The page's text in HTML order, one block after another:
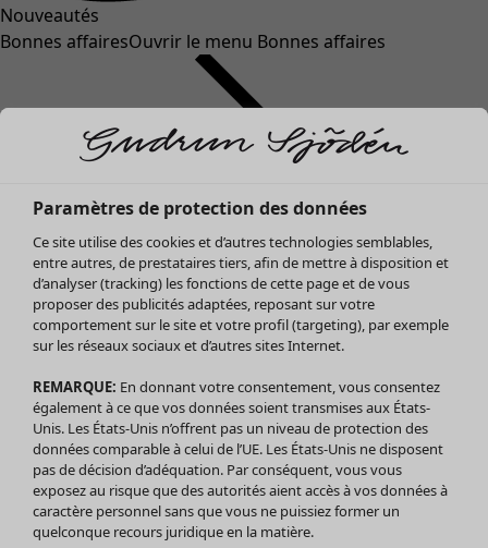
Nouveautés
Bonnes affairesOuvrir le menu Bonnes affaires
Soldes Vêtements
Tous les vêtements
Robes
Tuniques
Blouses
Tops
Gilets
Pantalon
Jupes
Paramètres de protection des données
Ce site utilise des cookies et d’autres technologies semblables,
entre autres, de prestataires tiers, afin de mettre à disposition et
d’analyser (tracking) les fonctions de cette page et de vous
proposer des publicités adaptées, reposant sur votre
comportement sur le site et votre profil (targeting), par exemple
sur les réseaux sociaux et d’autres sites Internet.
REMARQUE: En donnant votre consentement, vous consentez
également à ce que vos données soient transmises aux États-
Unis. Les États-Unis n’offrent pas un niveau de protection des
données comparable à celui de l’UE. Les États-Unis ne disposent
pas de décision d’adéquation. Par conséquent, vous vous
exposez au risque que des autorités aient accès à vos données à
caractère personnel sans que vous ne puissiez former un
quelconque recours juridique en la matière.